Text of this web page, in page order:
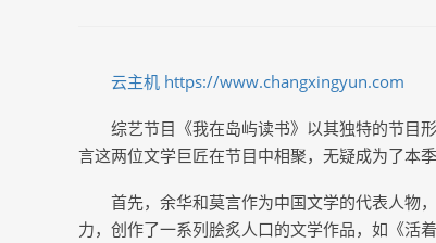
云主机 https://www.changxingyun.com
综艺节目《我在岛屿读书》以其独特的节目
言这两位文学巨匠在节目中相聚，无疑成为了本季
首先，余华和莫言作为中国文学的代表人物
力，创作了一系列脍炙人口的文学作品，如《活